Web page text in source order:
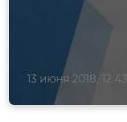
13 июня 2018, 12:43